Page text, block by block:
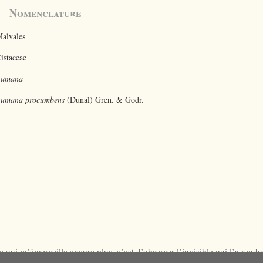
Nomenclature
procumbens (Dunal) Gren. & Godr.
m’émerveille encore plus, c’est d’observer l’invisible qui l’a